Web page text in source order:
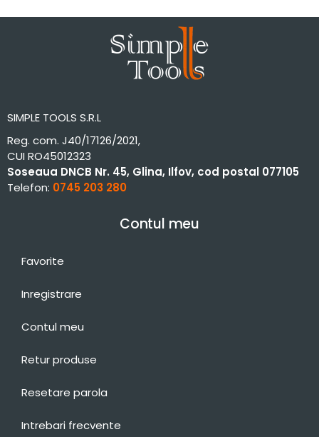
SIMPLE TOOLS S.R.L
Reg. com. J40/17126/2021,
CUI RO45012323
Soseaua DNCB Nr. 45, Glina, Ilfov, cod postal 077105
Telefon: 0745 203 280
Contul meu
Favorite
Inregistrare
Contul meu
Retur produse
Resetare parola
Intrebari frecvente